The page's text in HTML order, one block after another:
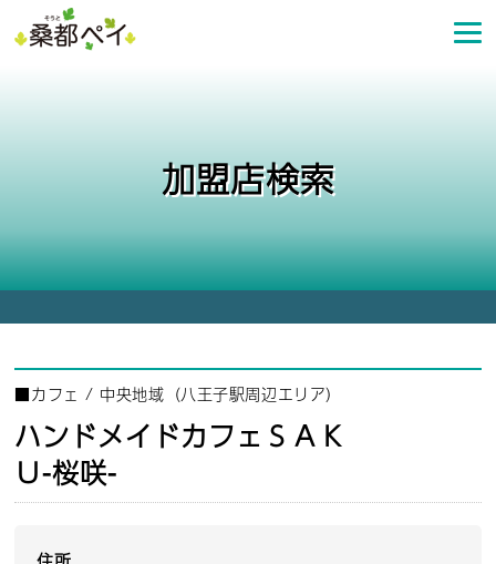
ン
プ
加盟店検索
■カフェ / 中央地域（八王子駅周辺エリア）
ハンドメイドカフェＳＡＫ
Ｕ-桜咲-